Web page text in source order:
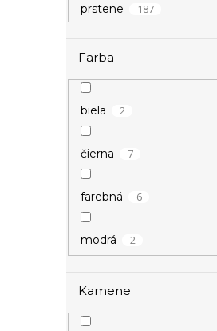
prstene 187
Farba
biela 2
čierna 7
farebná 6
modrá 2
ružová
ružové zlato
Kamene